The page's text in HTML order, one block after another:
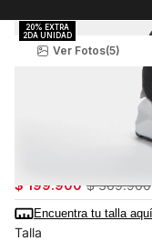
Ver Fotos(5)
Tenis Ua W
$ 199.900 $ 369.900
Encuentra tu talla aquí
Talla